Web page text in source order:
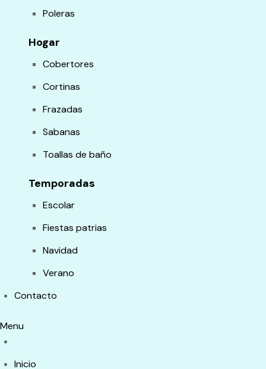
Poleras
Hogar
Cobertores
Cortinas
Frazadas
Sabanas
Toallas de baño
Temporadas
Escolar
Fiestas patrias
Navidad
Verano
Contacto
Menu
Inicio